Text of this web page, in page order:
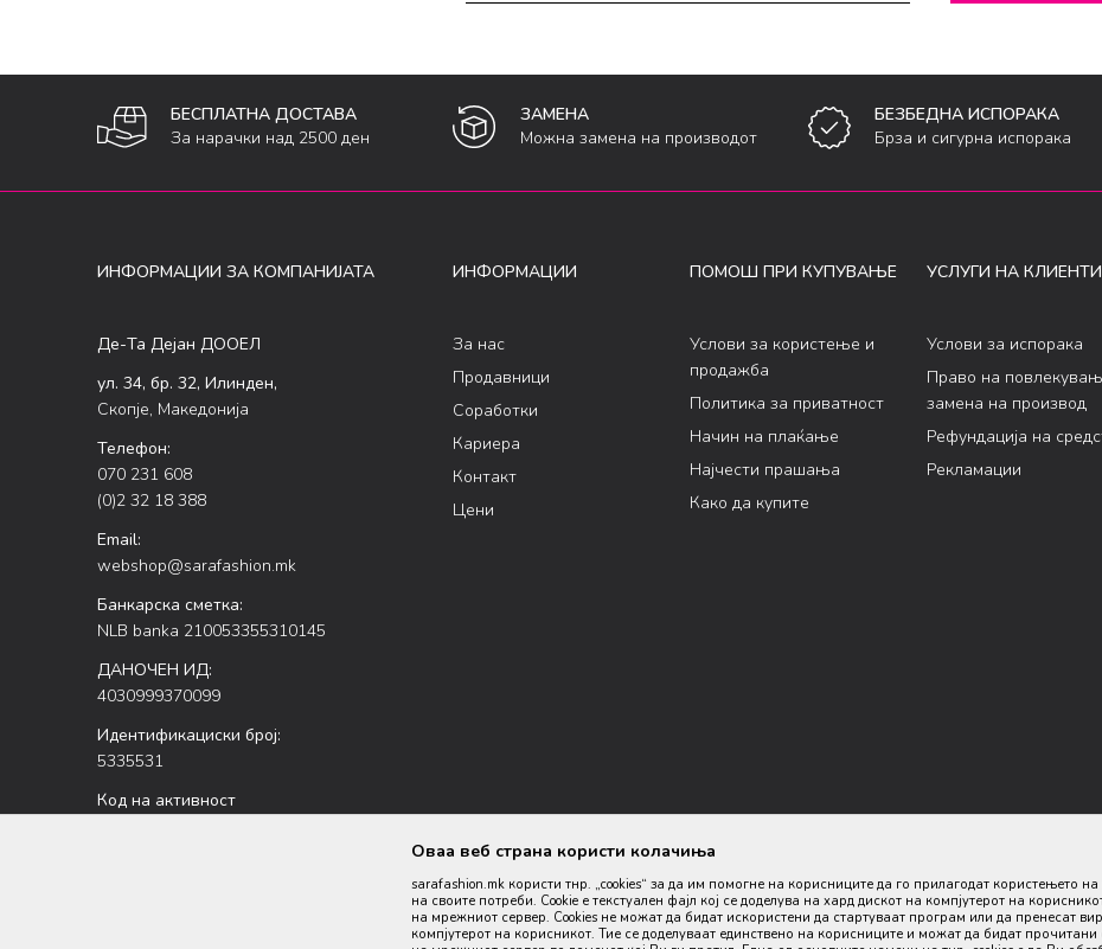
БЕСПЛАТНА ДОСТАВА
За нарачки над 2500 ден
ЗАМЕНА
Можна замена на производот
БЕЗБЕДНА ИСПОРАКА
Брза и сигурна испорака
ИНФОРМАЦИИ ЗА КОМПАНИЈАТА
Де-Та Дејан ДООЕЛ
ул. 34, бр. 32, Илинден,
Скопје, Македонија
Телефон:
070 231 608
(0)2 32 18 388
Email:
webshop@sarafashion.mk
Банкарска сметка:
NLB banka 210053355310145
ДАНОЧЕН ИД:
4030999370099
Идентификациски број:
5335531
Код на активност
ИНФОРМАЦИИ
За нас
Продавници
Соработки
Кариера
Контакт
Цени
ПОМОШ ПРИ КУПУВАЊЕ
Услови за користење и
продажба
Политика за приватност
Начин на плаќање
Најчести прашања
Како да купите
УСЛУГИ НА
Услови за испорака
Право на
замена на производ
Рефундација на
Рекламации
Оваа веб страна користи колачиња
sarafashion.mk користи тнр. „cookies“ за да им помогне на корисниците да го прилагодат користењето на
на своите потреби. Cookie е текстуален фајл кој се доделува на хард дискот на компјутерот на
на мрежниот сервер. Cookies не можат да бидат искористени да стартуваат програм или да пренесат
компјутерот на корисникот. Тие се доделуваат единствено на корисниците и можат да бидат прочитани